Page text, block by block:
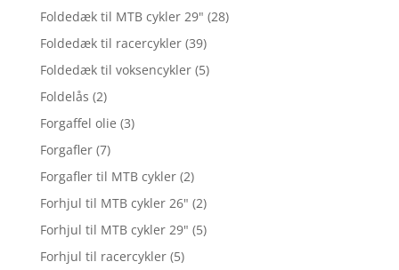
Foldedæk til MTB cykler 29" (28)
Foldedæk til racercykler (39)
Foldedæk til voksencykler (5)
Foldelås (2)
Forgaffel olie (3)
Forgafler (7)
Forgafler til MTB cykler (2)
Forhjul til MTB cykler 26" (2)
Forhjul til MTB cykler 29" (5)
Forhjul til racercykler (5)